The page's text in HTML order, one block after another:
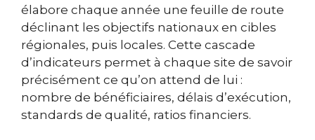
élabore chaque année une feuille de route
déclinant les objectifs nationaux en cibles
régionales, puis locales. Cette cascade
d’indicateurs permet à chaque site de savoir
précisément ce qu’on attend de lui :
nombre de bénéficiaires, délais d’exécution,
standards de qualité, ratios financiers.